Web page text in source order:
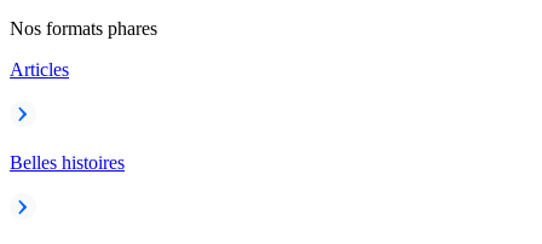
Nos formats phares
Articles
Belles histoires